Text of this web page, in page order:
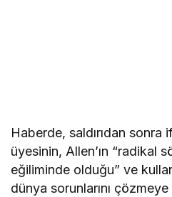
Haberde, saldırıdan sonra
üyesinin, Allen’ın “radikal
eğiliminde olduğu” ve
dünya sorunlarını